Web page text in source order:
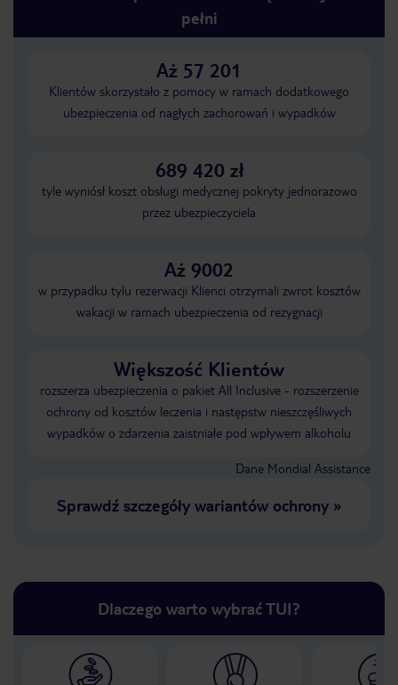
pełni
Aż 57 201
Klientów skorzystało z pomocy w ramach dodatkowego
ubezpieczenia od nagłych zachorowań i wypadków
689 420 zł
tyle wyniósł koszt obsługi medycznej pokryty jednorazowo
przez ubezpieczyciela
Aż 9002
w przypadku tylu rezerwacji Klienci otrzymali zwrot kosztów
wakacji w ramach ubezpieczenia od rezygnacji
Większość Klientów
rozszerza ubezpieczenia o pakiet All Inclusive - rozszerzenie
ochrony od kosztów leczenia i następstw nieszczęśliwych
wypadków o zdarzenia zaistniałe pod wpływem alkoholu
Dane Mondial Assistance
Sprawdź szczegóły wariantów ochrony»
Dlaczego warto wybrać TUI?